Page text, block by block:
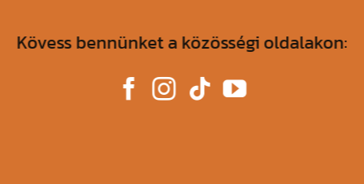
Kövess bennünket a közösségi oldalakon: